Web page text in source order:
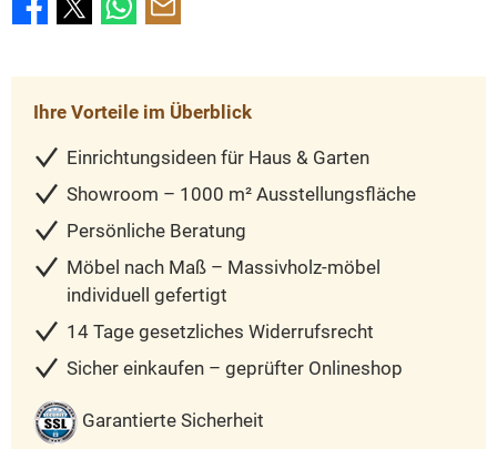
Ihre Vorteile im Überblick
Einrichtungsideen für Haus & Garten
Showroom – 1000 m² Ausstellungsfläche
Persönliche Beratung
Möbel nach Maß – Massivholz-möbel
individuell gefertigt
14 Tage gesetzliches Widerrufsrecht
Sicher einkaufen – geprüfter Onlineshop
Garantierte Sicherheit